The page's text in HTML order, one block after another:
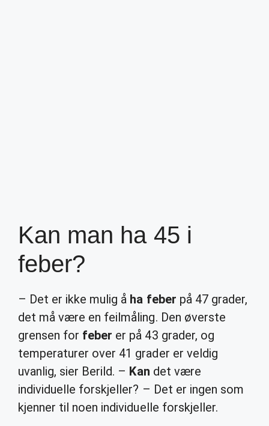
Kan man ha 45 i
feber?
– Det er ikke mulig å ha feber på 47 grader,
det må være en feilmåling. Den øverste
grensen for feber er på 43 grader, og
temperaturer over 41 grader er veldig
uvanlig, sier Berild. – Kan det være
individuelle forskjeller? – Det er ingen som
kjenner til noen individuelle forskjeller.